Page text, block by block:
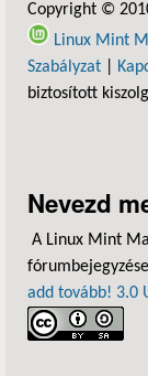
Copyright ©
Linux Mint
Szabályzat
biztosított
Nevezd
A Linux Mint
add tovább! 3.0